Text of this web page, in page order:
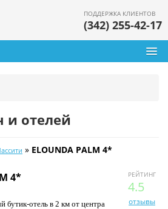
ПОДДЕРЖКА КЛИЕНТОВ
(342) 255-42-17
и отелей
» ELOUNDA PALM 4*
РЕЙТИНГ
4.5
отзывы
4*
бутик-отель в 2 км от центра